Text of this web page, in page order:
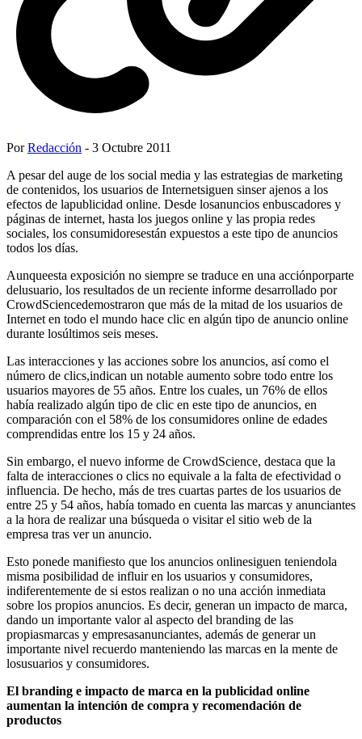
PorRedacción - 3 Octubre 2011
A pesar del auge de los social media y las estrategias de marketing
de contenidos, los usuarios de Internetsiguen sinser ajenos a los
efectos de lapublicidad online. Desde losanuncios enbuscadores y
páginas de internet, hasta los juegos online y las propia redes
sociales, los consumidoresestán expuestos a este tipo de anuncios
todos los días.
Aunqueesta exposición no siempre se traduce en una acciónporparte
delusuario, los resultados de un reciente informe desarrollado por
CrowdSciencedemostraron que más de la mitad de los usuarios de
Internet en todo el mundo hace clic en algún tipo de anuncio online
durante losúltimos seis meses.
Las interacciones y las acciones sobre los anuncios, así como el
número de clics,indican un notable aumento sobre todo entre los
usuarios mayores de 55 años. Entre los cuales, un 76% de ellos
había realizado algún tipo de clic en este tipo de anuncios, en
comparación con el 58% de los consumidores online de edades
comprendidas entre los 15 y 24 años.
Sin embargo, el nuevo informe de CrowdScience, destaca que la
falta de interacciones o clics no equivale a la falta de efectividad o
influencia. De hecho, más de tres cuartas partes de los usuarios de
entre 25 y 54 años, había tomado en cuenta las marcas y anunciantes
a la hora de realizar una búsqueda o visitar el sitio web de la
empresa tras ver un anuncio.
Esto ponede manifiesto que los anuncios onlinesiguen teniendola
misma posibilidad de influir en los usuarios y consumidores,
indiferentemente de si estos realizan o no una acción inmediata
sobre los propios anuncios. Es decir, generan un impacto de marca,
dando un importante valor al aspecto del branding de las
propiasmarcas y empresasanunciantes, además de generar un
importante nivel recuerdo manteniendo las marcas en la mente de
losusuarios y consumidores.
El branding e impacto de marca en la publicidad online
aumentan la intención de compra y recomendación de
productos